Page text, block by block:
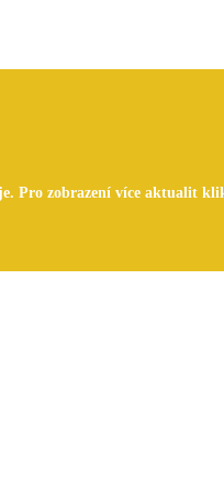
Pro zobrazení více aktualit